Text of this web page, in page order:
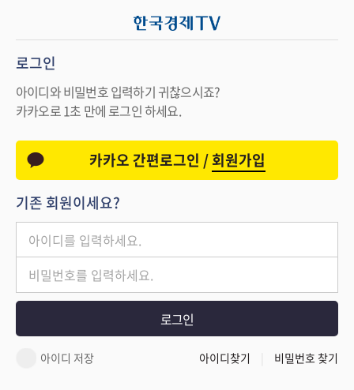
로그인
아이디와 비밀번호 입력하기 귀찮으시죠?
카카오로 1초 만에 로그인 하세요.
카카오 간편로그인 /회원가입
기존 회원이세요?
로그인
아이디 저장 아이디찾기 비밀번호 찾기